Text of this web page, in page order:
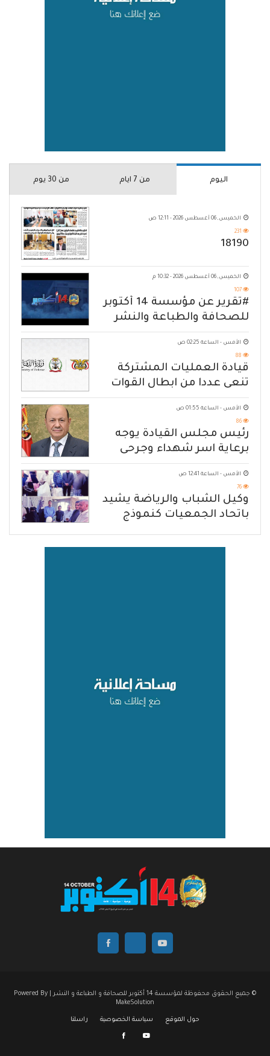
اليوم من 7 ايام من 30 يوم
الخميس, 06 أغسطس 2026 - 12:11 ص
231
18190
الخميس, 06 أغسطس 2026 - 10:32 م
107
#تقرير عن مؤسسة 14 أكتوبر
للصحافة والطباعة والنشر
الأمس - الساعة 02:25 ص
88
قيادة العمليات المشتركة
تنعى عددا من ابطال القوات
المسلحة
الأمس - الساعة 01:55 ص
86
رئيس مجلس القيادة يوجه
برعاية اسر شهداء وجرحى
الهجوم الإرهابي الحوثي والرد
الحازم على مصدر التهديد
الأمس - الساعة 12:41 ص
76
وكيل الشباب والرياضة يشيد
باتحاد الجمعيات كنموذج
© جميع الحقوق محفوظة لمؤسسة 14 أكتوبر للصحافة و الطباعة و النشر | Powered By
MakeSolution
حول الموقع سياسة الخصوصية راسلنا